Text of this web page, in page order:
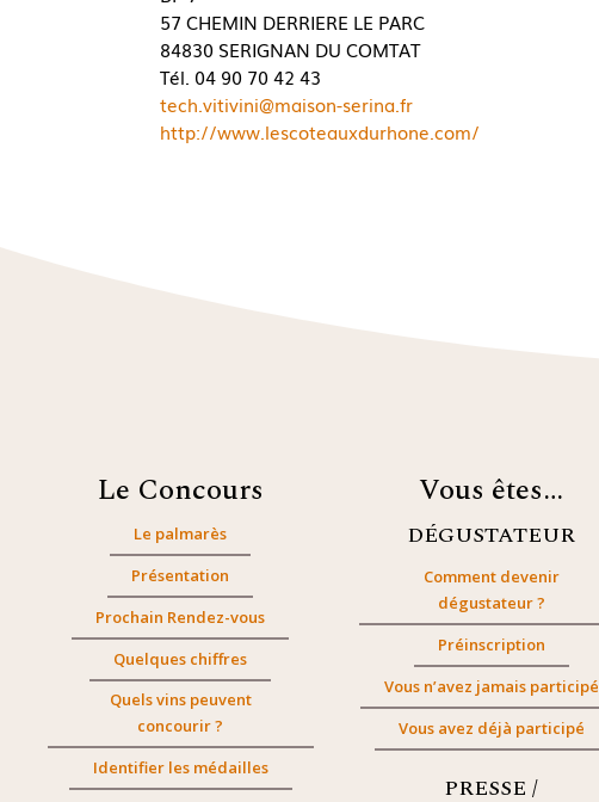
57 CHEMIN DERRIERE LE PARC
84830 SERIGNAN DU COMTAT
Tél. 04 90 70 42 43
tech.vitivini@maison-serina.fr
http://www.lescoteauxdurhone.com/
Le Concours
Le palmarès
Présentation
Prochain Rendez-vous
Quelques chiffres
Quels vins peuvent
concourir ?
Identifier les médailles
Vous êtes…
DÉGUSTATEUR
Comment devenir
dégustateur ?
Préinscription
Vous n’avez jamais participé
Vous avez déjà participé
PRESSE /